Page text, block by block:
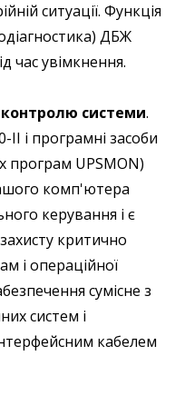
ситуації. Функція
ДБЖ
час увімкнення.
контролю системи.
і програмні засоби
програм UPSMON)
комп'ютера
керування і є
критично
і операційної
сумісне з
систем і
кабелем